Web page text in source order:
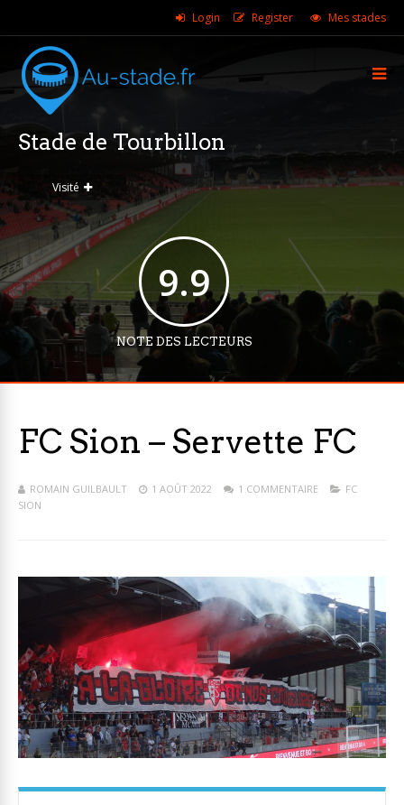
Login Register Mes stades
Stade de Tourbillon
Visité
9.9
NOTE DES LECTEURS
FC Sion – Servette FC
ROMAIN GUILBAULT 1 AOÛT 2022 1 COMMENTAIRE
FC
SION